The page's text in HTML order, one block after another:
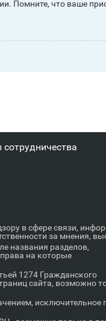
Помните, что ваше
в сфере связи,
за мнения,
названия разделов,
на которые
1274 Гражданского
сайта, возможно
исключительное